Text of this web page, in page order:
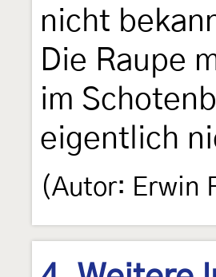
nicht
Die Raupe
im
eigentlich
(Autor: Erwin